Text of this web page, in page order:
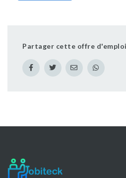
Partager cette offre d'emploi